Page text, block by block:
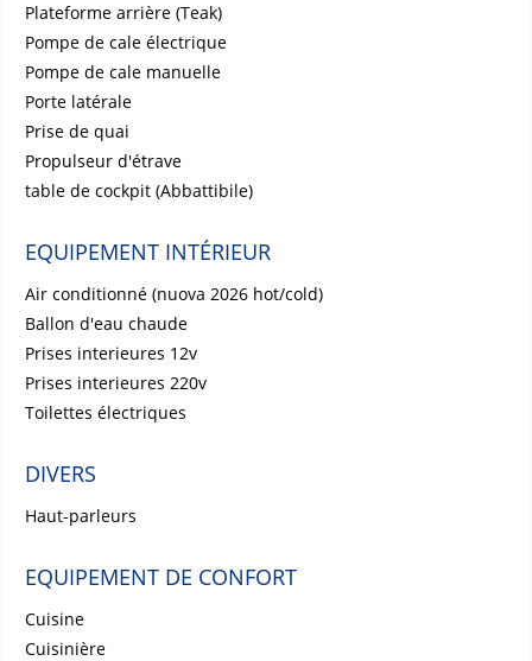
Plateforme arrière (Teak)
Pompe de cale électrique
Pompe de cale manuelle
Porte latérale
Prise de quai
Propulseur d'étrave
table de cockpit (Abbattibile)
EQUIPEMENT INTÉRIEUR
Air conditionné (nuova 2026 hot/cold)
Ballon d'eau chaude
Prises interieures 12v
Prises interieures 220v
Toilettes électriques
DIVERS
Haut-parleurs
EQUIPEMENT DE CONFORT
Cuisine
Cuisinière